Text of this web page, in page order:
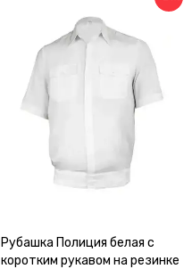
Рубашка Полиция белая с
коротким рукавом на резинке